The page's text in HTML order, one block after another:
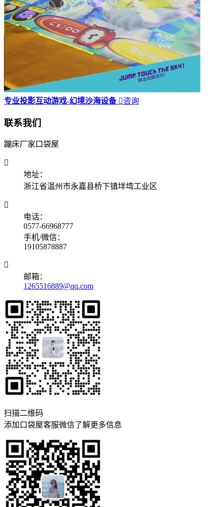
专业投影互动游戏-幻境沙海设备 咨询
联系我们
蹦床厂家口袋屋

地址：
浙江省温州市永嘉县桥下镇垟塆工业区

电话：
0577-66968777
手机/微信：
19105878887

邮箱：
1265516889@qq.com
扫描二维码
添加口袋屋客服微信了解更多信息